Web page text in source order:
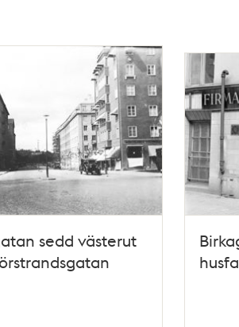
sedd västerut